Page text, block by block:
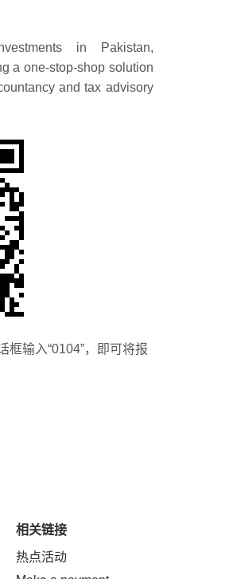
in Pakistan,
a one-stop-shop solution
and tax advisory
输入“0104”，即可将报
相关链接
热点活动